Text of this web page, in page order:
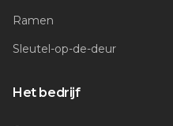
Ramen
Sleutel-op-de-deur
Het bedrijf